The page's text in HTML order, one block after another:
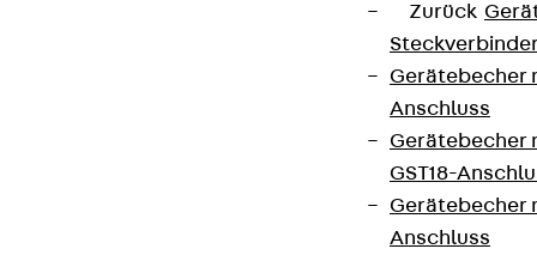
Zurück
Gerätebecher
Anschluss
Gerätebecher
GST18-
Gerätebecher
Anschluss